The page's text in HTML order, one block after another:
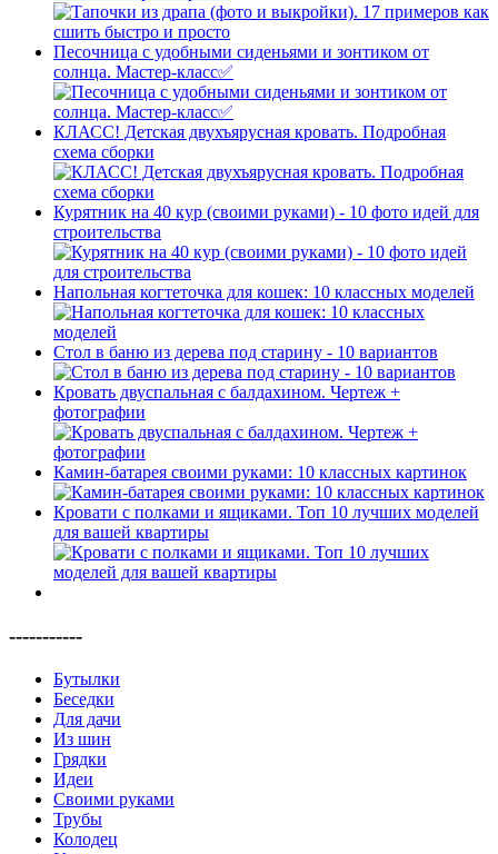
Песочница с удобными сиденьями и зонтиком от
солнца. Мастер-класс✅
КЛАСС! Детская двухъярусная кровать. Подробная
схема сборки
Курятник на 40 кур (своими руками) - 10 фото идей для
строительства
Напольная когтеточка для кошек: 10 классных моделей
Стол в баню из дерева под старину - 10 вариантов
Кровать двуспальная с балдахином. Чертеж +
фотографии
Камин-батарея своими руками: 10 классных картинок
Кровати с полками и ящиками. Топ 10 лучших моделей
для вашей квартиры
-----------
Бутылки
Беседки
Для дачи
Из шин
Грядки
Идеи
Своими руками
Трубы
Колодец